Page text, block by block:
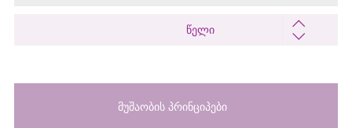
წელი
მუშაობის პრინციპები